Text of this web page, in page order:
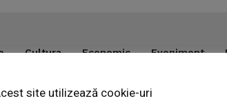
Cultura Economic Eveniment
site utilizează cookie-uri